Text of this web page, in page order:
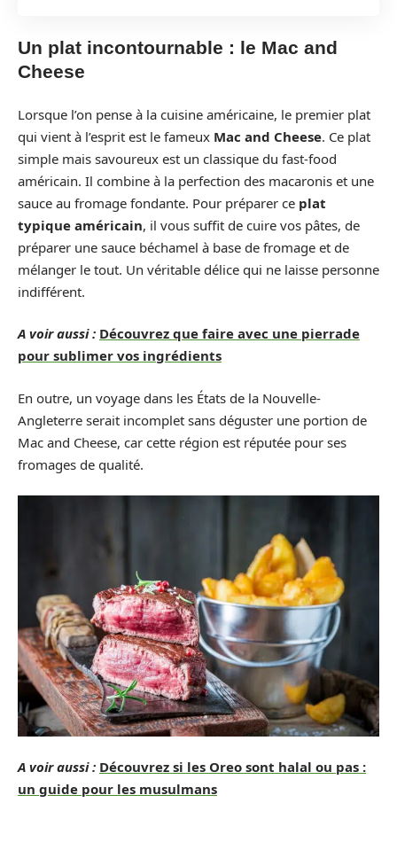
Un plat incontournable : le Mac and
Cheese
Lorsque l’on pense à la cuisine américaine, le premier plat
qui vient à l’esprit est le fameux Mac and Cheese. Ce plat
simple mais savoureux est un classique du fast-food
américain. Il combine à la perfection des macaronis et une
sauce au fromage fondante. Pour préparer ce plat
typique américain, il vous suffit de cuire vos pâtes, de
préparer une sauce béchamel à base de fromage et de
mélanger le tout. Un véritable délice qui ne laisse personne
indifférent.
A voir aussi : Découvrez que faire avec une pierrade
pour sublimer vos ingrédients
En outre, un voyage dans les États de la Nouvelle-
Angleterre serait incomplet sans déguster une portion de
Mac and Cheese, car cette région est réputée pour ses
fromages de qualité.
A voir aussi : Découvrez si les Oreo sont halal ou pas :
un guide pour les musulmans